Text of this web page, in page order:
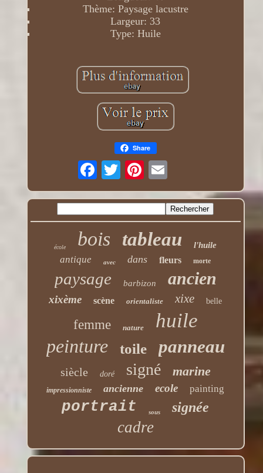
Thème: Paysage lacustre
Largeur: 33
Type: Huile
Share
école bois tableau l'huile
antique avec dans fleurs morte
paysage barbizon ancien
xixème scène orientaliste xixe belle
femme nature huile
peinture toile panneau
siècle doré signé marine
impressionniste ancienne ecole painting
portrait sous signée
cadre